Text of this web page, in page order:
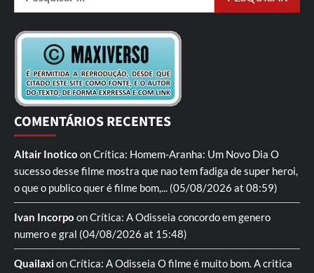
COMENTÁRIOS RECENTES
Altair Inotico onCrítica: Homem-Aranha: Um Novo Dia O
sucesso desse filme mostra que nao tem fadiga de super heroi,
o que o publico quer é filme bom,... (05/08/2026 at 08:59)
Ivan Incorpo onCrítica: A Odisseia concordo em genero
numero e gral (04/08/2026 at 15:48)
QuailaxionCrítica: A Odisseia O filme é muito bom. A critica